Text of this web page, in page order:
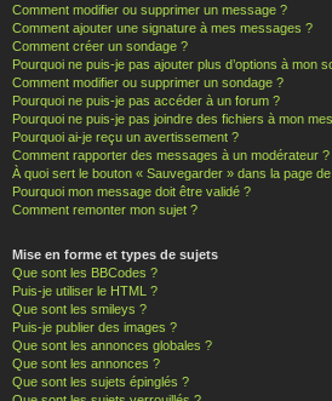
Comment modifier ou supprimer un message ?
Comment ajouter une signature à mes messages ?
Comment créer un sondage ?
Pourquoi ne puis-je pas ajouter plus d’options à mon
Comment modifier ou supprimer un sondage ?
Pourquoi ne puis-je pas accéder à un forum ?
Pourquoi ne puis-je pas joindre des fichiers à mon
Pourquoi ai-je reçu un avertissement ?
Comment rapporter des messages à un modérateur ?
À quoi sert le bouton « Sauvegarder » dans la page
Pourquoi mon message doit être validé ?
Comment remonter mon sujet ?
Mise en forme et types de sujets
Que sont les BBCodes ?
Puis-je utiliser le HTML ?
Que sont les smileys ?
Puis-je publier des images ?
Que sont les annonces globales ?
Que sont les annonces ?
Que sont les sujets épinglés ?